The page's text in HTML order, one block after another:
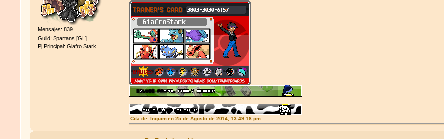
Mensajes: 839
Guild: Spartans [GL]
Pj Principal: Giafro Stark
Cita de: Inquim en 25 de Agosto de 2014, 13:49:18 pm
xatiya no existe atontaos